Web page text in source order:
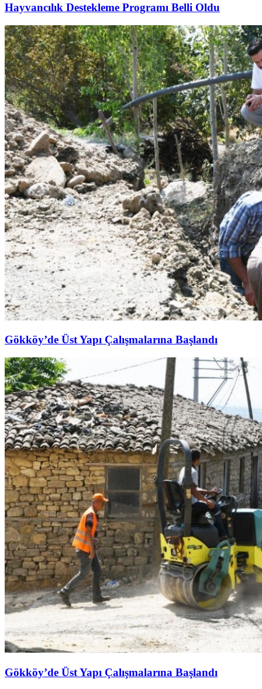
Hayvancılık Destekleme Programı Belli Oldu
Gökköy’de Üst Yapı Çalışmalarına Başlandı
Gökköy’de Üst Yapı Çalışmalarına Başlandı